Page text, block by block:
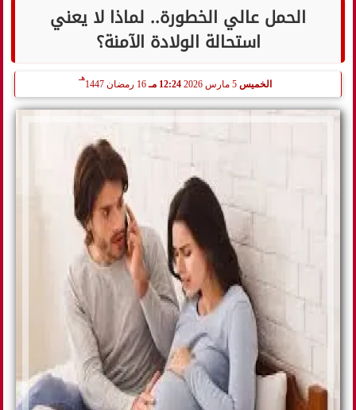
الحمل عالي الخطورة.. لماذا لا يعني
استحالة الولادة الآمنة؟
الخميس 5 مارس 2026 12:24 مـ 16 رمضان 1447
هـ